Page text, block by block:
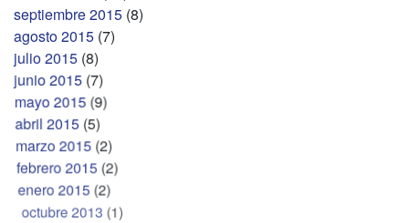
septiembre 2015 (8)
agosto 2015 (7)
julio 2015 (8)
junio 2015 (7)
mayo 2015 (9)
abril 2015(5)
marzo 2015(2)
febrero 2015(2)
enero 2015(2)
octubre 2013(1)